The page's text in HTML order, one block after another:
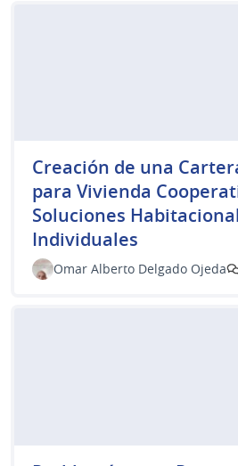
Creación de una
para Vivienda
Soluciones
Individuales
Omar Alberto Delgado Ojeda